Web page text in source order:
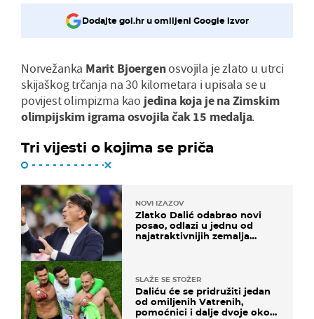
Dodajte gol.hr u omiljeni Google izvor
Norvežanka Marit Bjoergenosvojila je zlato u utrci
skijaškog trčanja na 30 kilometara i upisala se u
povijest olimpizma kao jedina koja je na Zimskim
olimpijskim igrama osvojila čak 15 medalja.
Tri vijesti o kojima se priča
NOVI IZAZOV
Zlatko Dalić odabrao novi
posao, odlazi u jednu od
najatraktivnijih zemalja
SLAŽE SE STOŽER
Daliću će se pridružiti jedan
od omiljenih Vatrenih,
pomoćnici i dalje dvoje oko